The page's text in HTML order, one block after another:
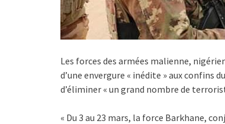
Les forces des armées malienne,
d’une envergure « inédite » aux confins
d’éliminer « un grand nombre de
« Du 3 au 23 mars, la force Barkhane,